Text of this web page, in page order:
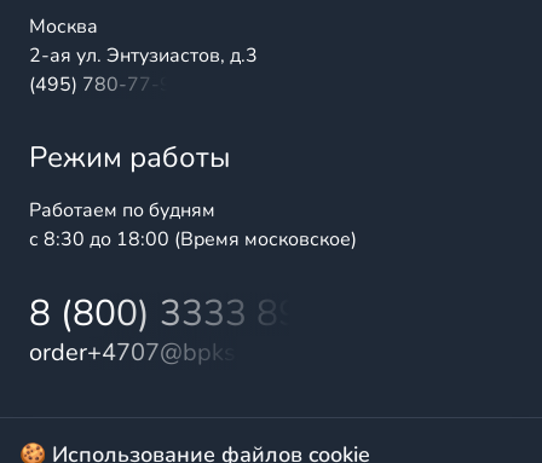
Москва
2-ая ул. Энтузиастов, д.3
(495) 780-77-98
Режим работы
Работаем по будням
с 8:30 до 18:00 (Время московское)
8 (800) 3333 899
order+4707@bpks.ru
© 2025 БалтПромКомплект — комплексные поставки
🍪 Использование файлов cookie